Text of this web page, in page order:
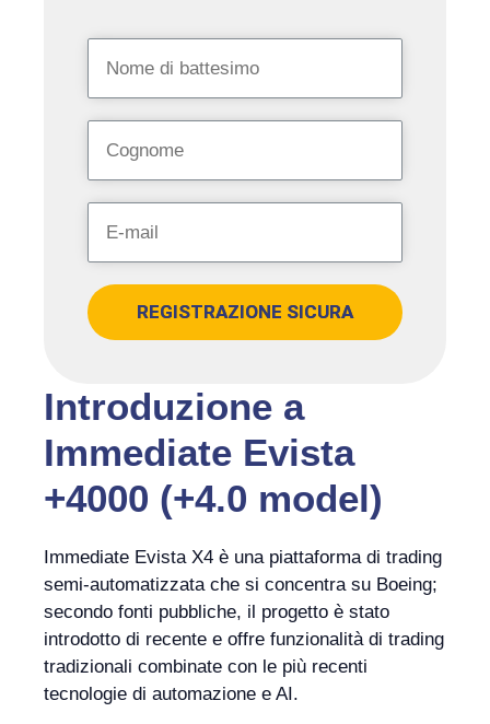
Introduzione a
Immediate Evista
+4000 (+4.0 model)
Immediate Evista X4 è una piattaforma di trading
semi-automatizzata che si concentra su Boeing;
secondo fonti pubbliche, il progetto è stato
introdotto di recente e offre funzionalità di trading
tradizionali combinate con le più recenti
tecnologie di automazione e AI.
REGISTRAZIONE SICURA